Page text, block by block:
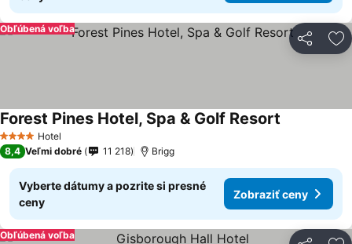
Zdieľať
Obľúbená voľba
4 Počet hviezdičiek
Hotel
Forest Pines Hotel, Spa & Golf Resort
8,4 Veľmi dobré 11 218 Brigg
Vyberte dátumy a pozrite si presné
ceny
Zobraziť ceny
Obľúbená voľba